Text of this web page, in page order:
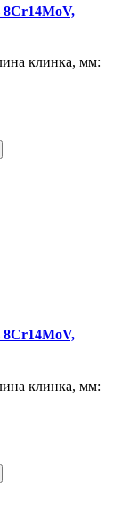
8Cr14MoV,
клинка, мм:
8Cr14MoV,
клинка, мм: